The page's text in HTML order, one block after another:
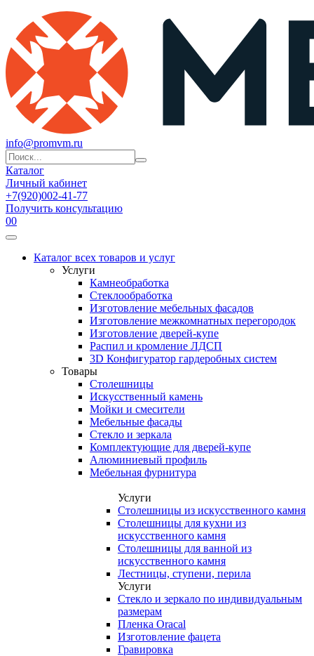
info@promvm.ru
Каталог
Личный кабинет
+7(920)002-41-77
Получить консультацию
00
Каталог всех товаров и услуг
Услуги
Камнеобработка
Стеклообработка
Изготовление мебельных фасадов
Изготовление межкомнатных перегородок
Изготовление дверей-купе
Распил и кромление ЛДСП
3D Конфигуратор гардеробных систем
Товары
Столешницы
Искусственный камень
Мойки и смесители
Мебельные фасады
Стекло и зеркала
Комплектующие для дверей-купе
Алюминиевый профиль
Мебельная фурнитура
Услуги
Столешницы из искусственного камня
Столешницы для кухни из
искусственного камня
Столешницы для ванной из
искусственного камня
Лестницы, ступени, перила
Услуги
Стекло и зеркало по индивидуальным
размерам
Пленка Oracal
Изготовление фацета
Гравировка